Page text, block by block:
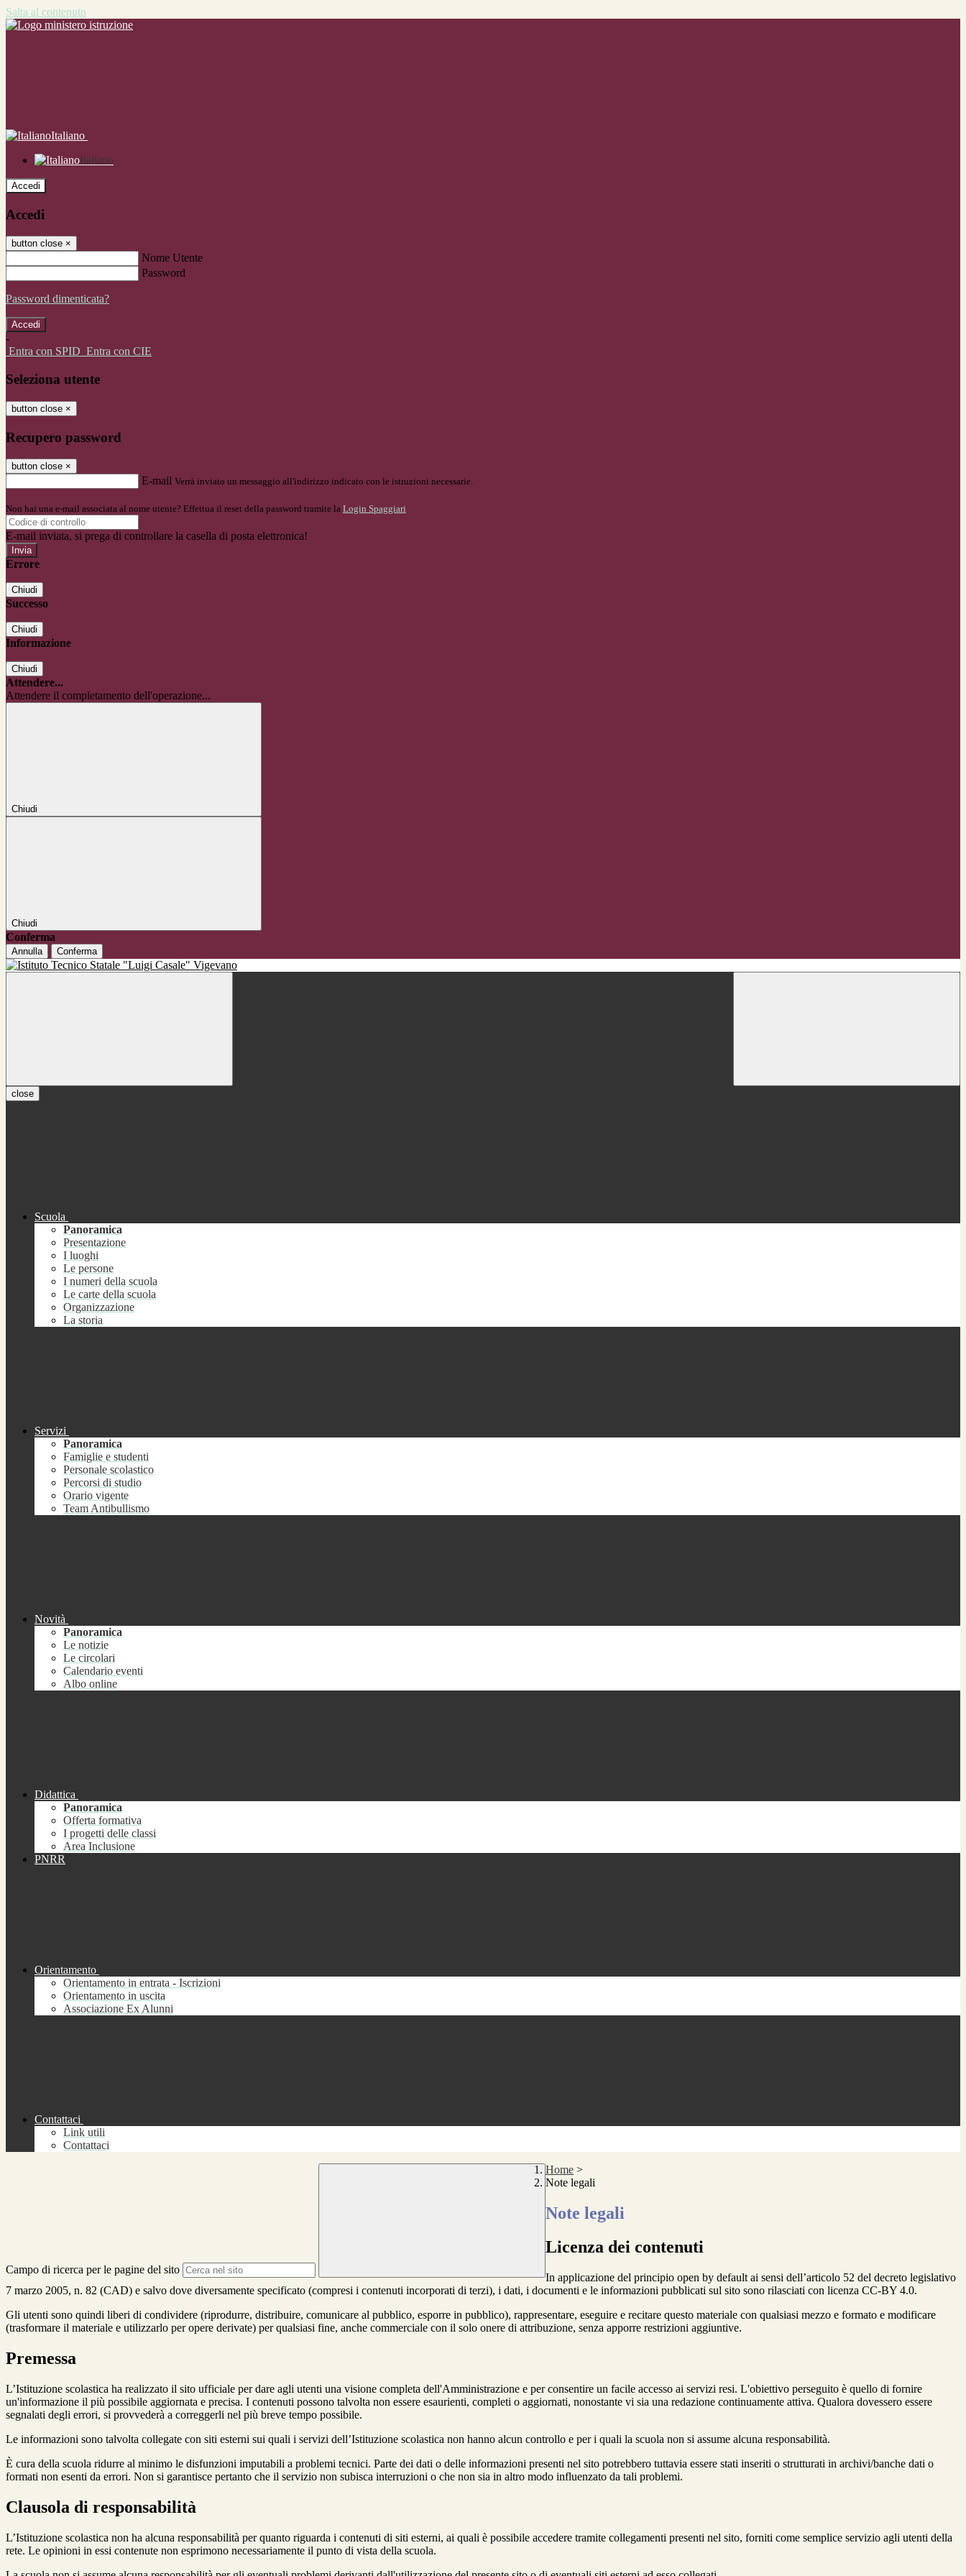
Salta al contenuto
Italiano
Italiano
Accedi
Accedi
button close ×
Nome Utente
Password
Password dimenticata?
-
Entra con SPID Entra con CIE
Seleziona utente
button close ×
Recupero password
button close ×
E-mail Verrà inviato un messaggio all'indirizzo indicato con le istruzioni necessarie.
Non hai una e-mail associata al nome utente? Effettua il reset della password tramite la Login Spaggiari
E-mail inviata, si prega di controllare la casella di posta elettronica!
Errore
Chiudi
Successo
Chiudi
Informazione
Chiudi
Attendere...
Attendere il completamento dell'operazione...
Chiudi
Chiudi
Conferma
Annulla Conferma
close
Scuola
Panoramica
Presentazione
I luoghi
Le persone
I numeri della scuola
Le carte della scuola
Organizzazione
La storia
Servizi
Panoramica
Famiglie e studenti
Personale scolastico
Percorsi di studio
Orario vigente
Team Antibullismo
Novità
Panoramica
Le notizie
Le circolari
Calendario eventi
Albo online
Didattica
Panoramica
Offerta formativa
I progetti delle classi
Area Inclusione
PNRR
Orientamento
Orientamento in entrata - Iscrizioni
Orientamento in uscita
Associazione Ex Alunni
Contattaci
Link utili
Contattaci
Campo di ricerca per le pagine del sito
Home >
Note legali
Note legali
Licenza dei contenuti
In applicazione del principio open by default ai sensi dell’articolo 52 del decreto legislativo
7 marzo 2005, n. 82 (CAD) e salvo dove diversamente specificato (compresi i contenuti incorporati di terzi), i dati, i documenti e le informazioni pubblicati sul sito sono rilasciati con licenza CC-BY 4.0.
Gli utenti sono quindi liberi di condividere (riprodurre, distribuire, comunicare al pubblico, esporre in pubblico), rappresentare, eseguire e recitare questo materiale con qualsiasi mezzo e formato e modificare
(trasformare il materiale e utilizzarlo per opere derivate) per qualsiasi fine, anche commerciale con il solo onere di attribuzione, senza apporre restrizioni aggiuntive.
Premessa
L’Istituzione scolastica ha realizzato il sito ufficiale per dare agli utenti una visione completa dell'Amministrazione e per consentire un facile accesso ai servizi resi. L'obiettivo perseguito è quello di fornire
un'informazione il più possibile aggiornata e precisa. I contenuti possono talvolta non essere esaurienti, completi o aggiornati, nonostante vi sia una redazione continuamente attiva. Qualora dovessero essere
segnalati degli errori, si provvederà a correggerli nel più breve tempo possibile.
Le informazioni sono talvolta collegate con siti esterni sui quali i servizi dell’Istituzione scolastica non hanno alcun controllo e per i quali la scuola non si assume alcuna responsabilità.
È cura della scuola ridurre al minimo le disfunzioni imputabili a problemi tecnici. Parte dei dati o delle informazioni presenti nel sito potrebbero tuttavia essere stati inseriti o strutturati in archivi/banche dati o
formati non esenti da errori. Non si garantisce pertanto che il servizio non subisca interruzioni o che non sia in altro modo influenzato da tali problemi.
Clausola di responsabilità
L’Istituzione scolastica non ha alcuna responsabilità per quanto riguarda i contenuti di siti esterni, ai quali è possibile accedere tramite collegamenti presenti nel sito, forniti come semplice servizio agli utenti della
rete. Le opinioni in essi contenute non esprimono necessariamente il punto di vista della scuola.